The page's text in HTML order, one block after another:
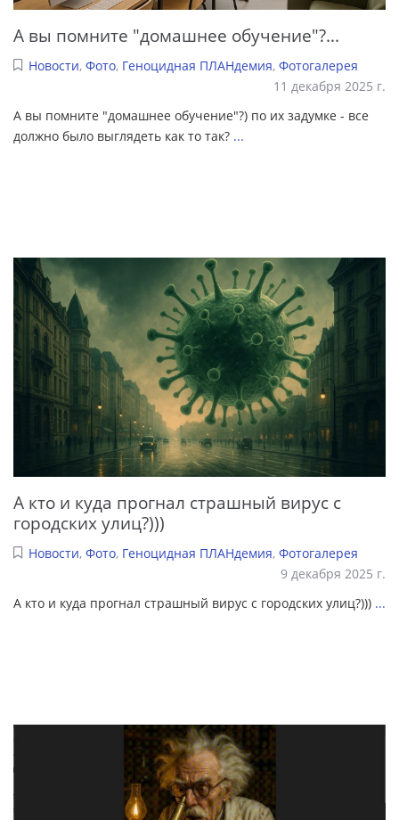
А вы помните "домашнее обучение"?...
Новости, Фото, Геноцидная ПЛАНдемия, Фотогалерея
11 декабря 2025 г.
А вы помните "домашнее обучение"?) по их задумке - все
должно было выглядеть как то так? ...
А кто и куда прогнал страшный вирус с
городских улиц?)))
Новости, Фото, Геноцидная ПЛАНдемия, Фотогалерея
9 декабря 2025 г.
А кто и куда прогнал страшный вирус с городских улиц?))) ...